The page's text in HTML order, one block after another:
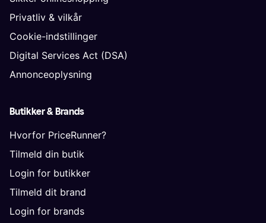
Privatliv & vilkår
Cookie-indstillinger
Digital Services Act (DSA)
Annonceoplysning
Butikker & Brands
Hvorfor PriceRunner?
Tilmeld din butik
Login for butikker
Tilmeld dit brand
Login for brands